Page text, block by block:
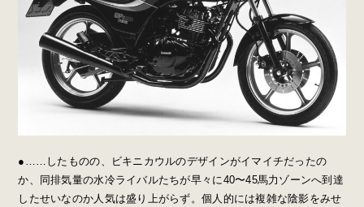
●……したものの、ビキニカウルのデザインがイマイチだったの
か、同排気量の水冷ライバルたちが早々に40〜45馬力ゾーンへ到達
したせいなのか人気は盛り上がらず。個人的には複雑な陰影をみせ